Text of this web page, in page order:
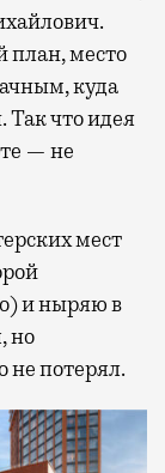
план, место
куда
Так что идея
— не
мест
и ныряю в
но
не потерял.